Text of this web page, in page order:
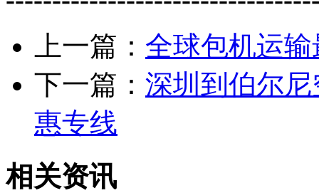
上一篇： 全球包机运
下一篇： 深圳到伯尔
惠专线
相关资讯